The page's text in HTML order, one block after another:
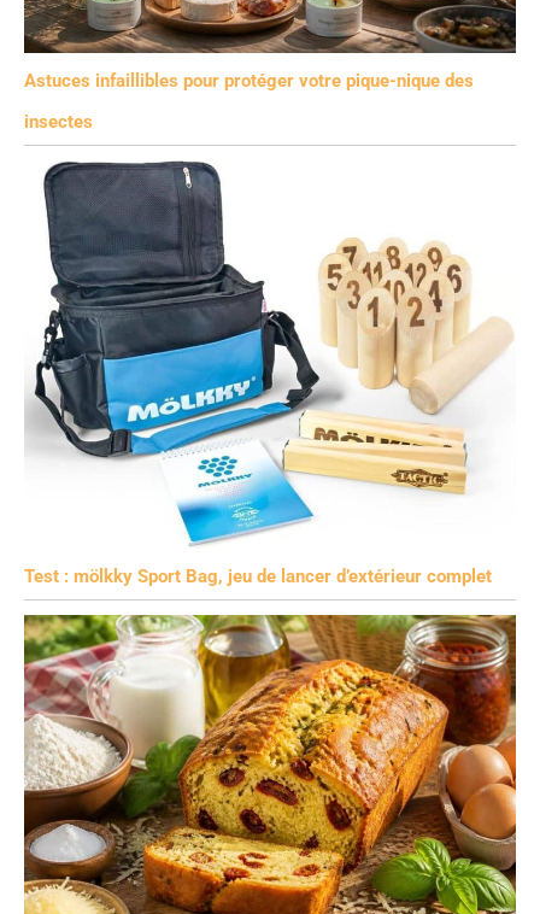
Astuces infaillibles pour protéger votre pique-nique des
insectes
Test : mölkky Sport Bag, jeu de lancer d’extérieur complet